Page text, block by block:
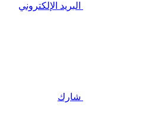
البريد الإلكتروني
شارك